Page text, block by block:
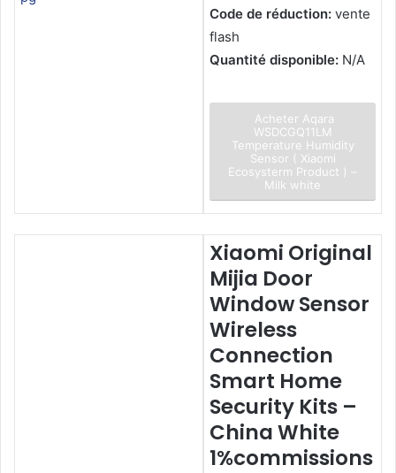
Code de réduction: vente
flash
Quantité disponible: N/A
Acheter Aqara
WSDCGQ11LM
Temperature Humidity
Sensor ( Xiaomi
Ecosysterm Product ) –
Milk white
Xiaomi Original
Mijia Door
Window Sensor
Wireless
Connection
Smart Home
Security Kits –
China White
1%commissions